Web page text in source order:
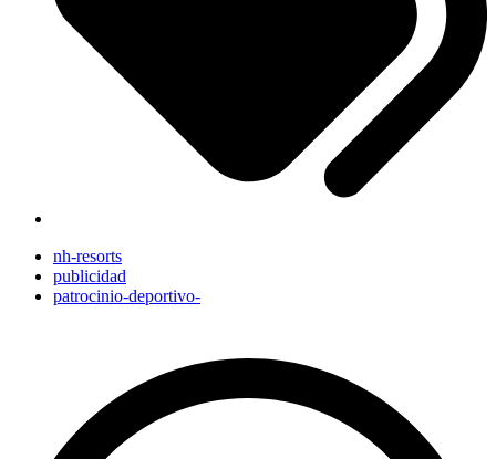
nh-resorts
publicidad
patrocinio-deportivo-